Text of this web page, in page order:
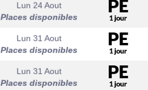
Lun 24 Aout
Places disponibles
Lun 31 Aout
Places disponibles
Lun 31 Aout
Places disponibles